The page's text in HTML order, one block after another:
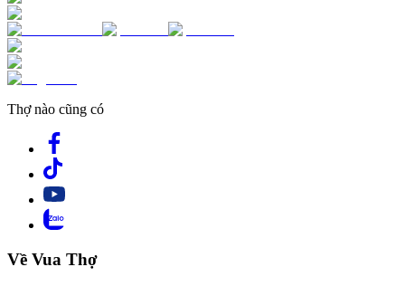
Thợ nào cũng có
Về Vua Thợ